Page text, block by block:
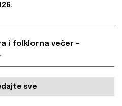
i folklorna večer –
sve